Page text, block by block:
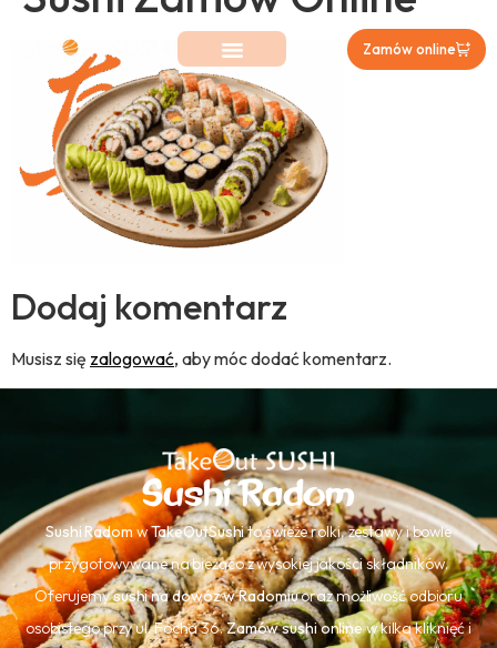
Zamów online
Dodaj komentarz
Musisz się zalogować, aby móc dodać komentarz.
Sushi Radom
Sushi RadomwTakeOutSushito świeże rolki, zestawy i bowle
przygotowywane na bieżąco z wysokiej jakości składników.
Oferujemysushi na dowóz w Radomiuoraz możliwość odbioru
osobistego przy ul. Focha 36.Zamów sushi onlinew kilka kliknięć i